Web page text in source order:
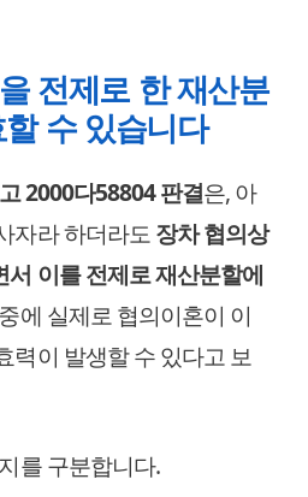
전제로 한 재산분
수 있습니다
2000다58804 판결은, 아
자라 하더라도장차 협의상
이를 전제로 재산분할에
에 실제로 협의이혼이 이
력이 발생할 수 있다고 보
를 구분합니다.